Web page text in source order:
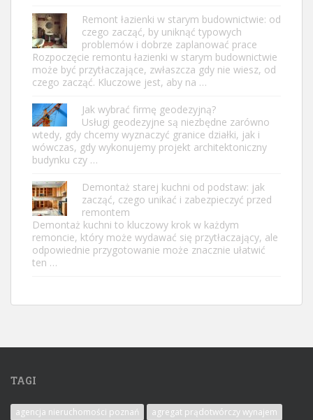
Remont łazienki w starym budownictwie: od
czego zacząć, by uniknąć typowych
problemów i dobrze zaplanować prace
Rozpoczęcie remontu łazienki w starym budownictwie
może być przytłaczające, zwłaszcza gdy nie wiesz, od
czego zacząć. Kluczowe jest, aby na …
Jak wybrać firmę geodezyjną?
Usługi geodezyjne są niezbędne zarówno
wtedy, gdy chcemy wyznaczyć granice działki, jak i
wówczas, gdy wykonujemy projekt architektoniczny
budynku czy …
Demontaż starej kuchni od podstaw: jak
zacząć, czego unikać i zabezpieczyć przed
remontem
Demontaż kuchni to kluczowy krok w każdym
remoncie, który może wydawać się przytłaczający, ale
odpowiednie przygotowanie może znacznie ułatwić
ten …
TAGI
agencja nieruchomości poznań
agregat prądotwórczy wynajem